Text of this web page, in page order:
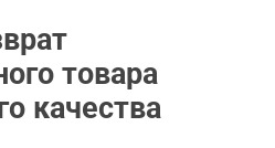
товара
качества